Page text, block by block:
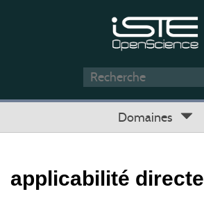
Domaines
applicabilité directe